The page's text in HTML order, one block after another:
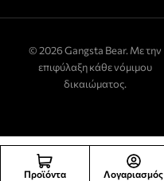
Προϊόντα Λογαριασμός
© 2026 Gangsta Bear. Με την
επιφύλαξη κάθε νόμιμου
δικαιώματος.